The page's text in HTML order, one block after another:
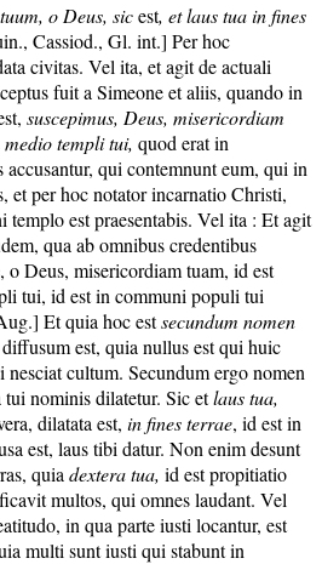
o Deus, sicest, etlaus tuain fines
Cassiod., Gl. int.] Per hoc
civitas. Vel ita, et agit de actuali
fuit a Simeone et aliis, quando in
suscepimus, Deus, misericordiam
templi tui, quod erat in
qui contemnunt eum, qui in
et per hoc notator incarnatio Christi,
est praesentabis. Vel ita : Et agit
qua ab omnibus credentibus
o Deus, misericordiam tuam, id est
tui, id est in communi populi tui
Et quia hoc estsecundum nomen
est, quia nullus est qui huic
cultum. Secundum ergo nomen
tui nominis dilatetur. Sic etlaus tua,
dilatata est, in fines terrae, id est in
est, laus tibi datur. Non enim desunt
quia dextera tua, id est propitiatio
multos, qui omnes laudant. Vel
in qua parte iusti locantur, est
multi sunt iusti qui stabunt in